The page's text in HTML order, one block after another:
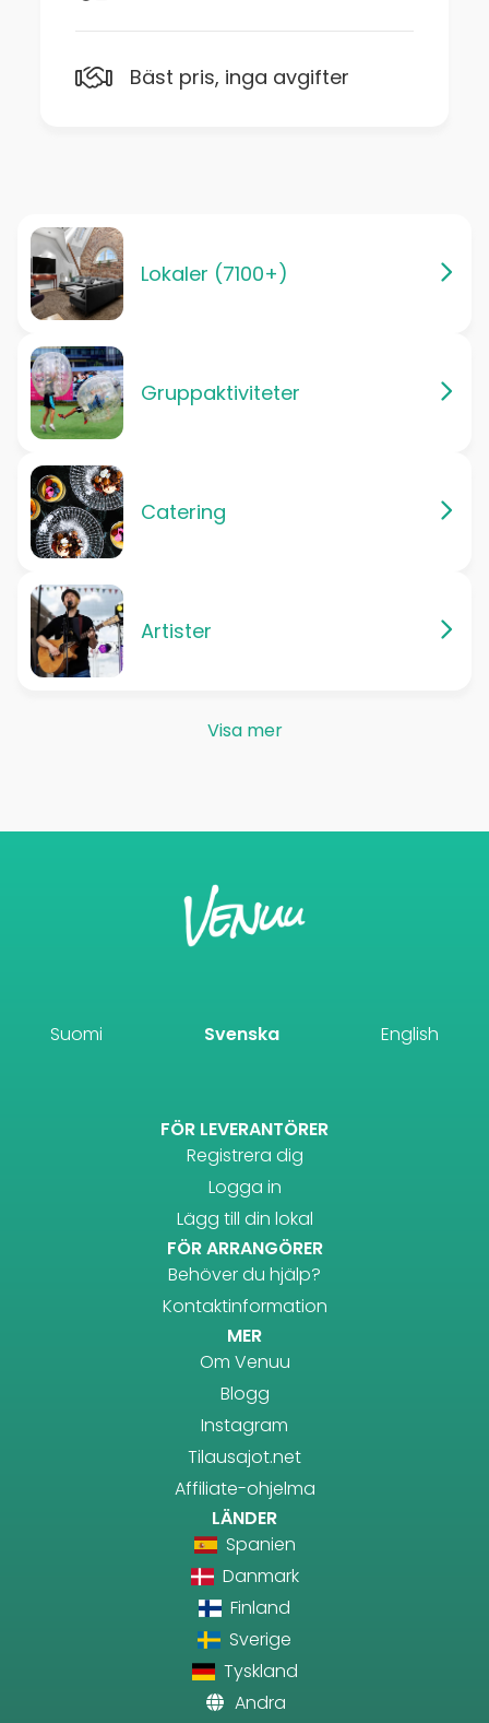
Bäst pris, inga avgifter
Lokaler (7100+)
Gruppaktiviteter
Catering
Artister
Visa mer
Suomi Svenska English
FÖR LEVERANTÖRER
Registrera dig
Logga in
Lägg till din lokal
FÖR ARRANGÖRER
Behöver du hjälp?
Kontaktinformation
MER
Om Venuu
Blogg
Instagram
Tilausajot.net
Affiliate-ohjelma
LÄNDER
Spanien
Danmark
Finland
Sverige
Tyskland
Andra